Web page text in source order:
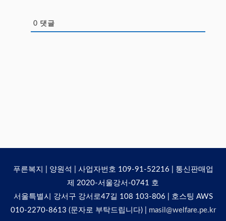
0 댓글
푸른복지 | 양원석 | 사업자번호 109-91-52216 | 통신판매업
제 2020-서울강서-0741 호
서울특별시 강서구 강서로47길 108 103-806 | 호스팅 AWS
010-2270-8613 (문자로 부탁드립니다) | masil@welfare.pe.kr